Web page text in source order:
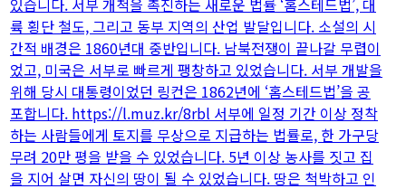
있습니다. 서부 개척을 촉진하는 새로운 법률 ‘홈스테드법’, 대
륙 횡단 철도, 그리고 동부 지역의 산업 발달입니다. 소설의 시
간적 배경은 1860년대 중반입니다. 남북전쟁이 끝나갈 무렵이
었고, 미국은 서부로 빠르게 팽창하고 있었습니다. 서부 개발을
위해 당시 대통령이었던 링컨은 1862년에 ‘홈스테드법’을 공
포합니다. https://l.muz.kr/8rbl 서부에 일정 기간 이상 정착
하는 사람들에게 토지를 무상으로 지급하는 법률로, 한 가구당
무려 20만 평을 받을 수 있었습니다. 5년 이상 농사를 짓고 집
을 지어 살면 자신의 땅이 될 수 있었습니다. 땅은 척박하고 인